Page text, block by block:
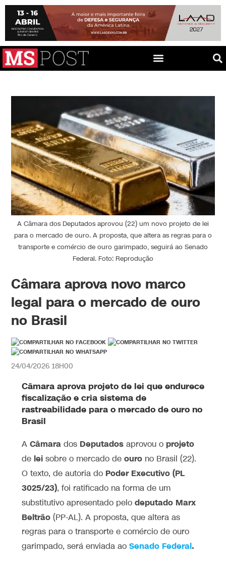
A Câmara dos Deputados aprovou (22) um novo projeto de lei
para o mercado de ouro. A proposta, que altera as regras para o
transporte e comércio de ouro garimpado, seguirá ao Senado
Federal. Foto: Reprodução
Câmara aprova novo marco
legal para o mercado de ouro
no Brasil
24/04/2026 18H00
Câmara aprova projeto de lei que endurece
fiscalização e cria sistema de
rastreabilidade para o mercado de ouro no
Brasil
A Câmarados Deputadosaprovou o projeto
de leisobre o mercado de ourono Brasil (22).
O texto, de autoria do Poder Executivo (PL
3025/23), foi ratificado na forma de um
substitutivo apresentado pelo deputado Marx
Beltrão(PP-AL). A proposta, que altera as
regras para o transporte e comércio de ouro
garimpado, será enviada aoSenado Federal.